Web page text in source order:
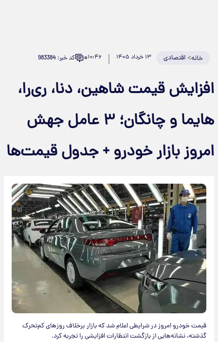
خانه>اقتصادی ۱۳ خرداد ۱۴۰۵ ۱۰:۴۶۰ کد خبر: 983384
افزایش قیمت شاهین، دنا، ری‌را،
هایما و چانگان؛ ۳ عامل جهش
امروز بازار خودرو + جدول قیمت‌ها
قیمت خودرو امروز در شرایطی اعلام شد که بازار برخلاف روزهای کم‌تحرک
گذشته، نشانه‌هایی از بازگشت انتظارات افزایشی را تجربه کرد.